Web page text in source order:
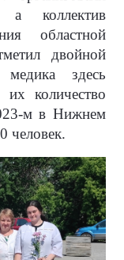
а коллектив
областной
двойной
здесь
количество
м в Нижнем
человек.